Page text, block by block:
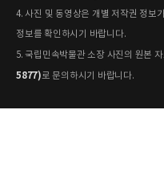
4. 사진 및 동영상은 개별 저작권 정보
정보를 확인하시기 바랍니다.
5. 국립민속박물관 소장 사진의 원본
5877) 로 문의하시기 바랍니다.